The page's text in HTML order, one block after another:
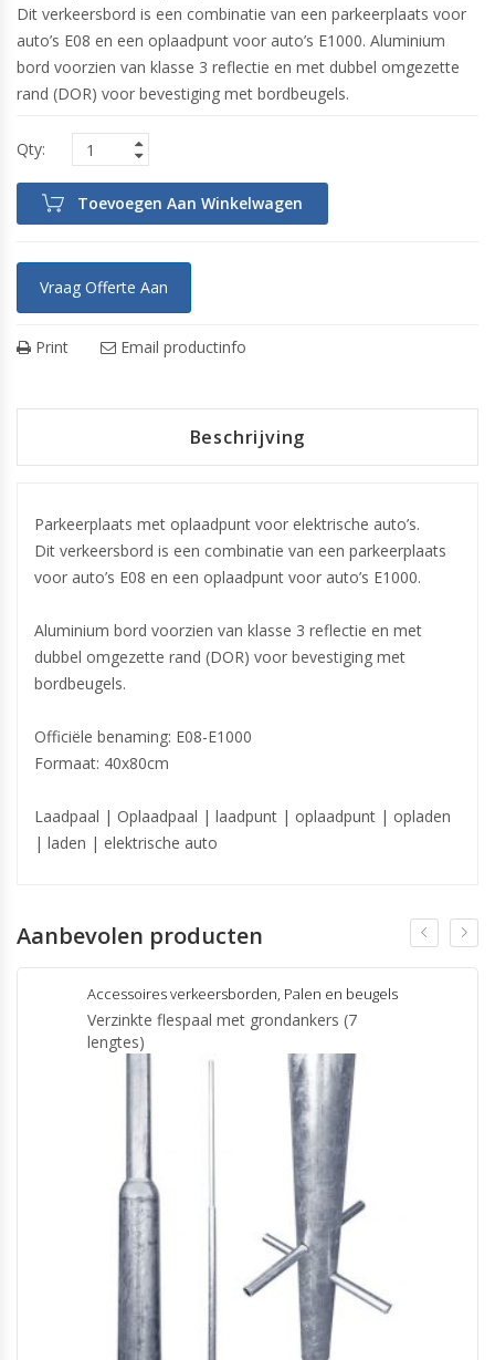
Dit verkeersbord is een combinatie van een parkeerplaats voor
auto’s E08 en een oplaadpunt voor auto’s E1000. Aluminium
bord voorzien van klasse 3 reflectie en met dubbel omgezette
rand (DOR) voor bevestiging met bordbeugels.
Toevoegen Aan Winkelwagen
Vraag Offerte Aan
Print Email productinfo
Beschrijving
Parkeerplaats met oplaadpunt voor elektrische auto’s.
Dit verkeersbord is een combinatie van een parkeerplaats
voor auto’s E08 en een oplaadpunt voor auto’s E1000.
Aluminium bord voorzien van klasse 3 reflectie en met
dubbel omgezette rand (DOR) voor bevestiging met
bordbeugels.
Officiële benaming: E08-E1000
Formaat: 40x80cm
Laadpaal | Oplaadpaal | laadpunt | oplaadpunt | opladen
| laden | elektrische auto
Aanbevolen producten
Accessoires verkeersborden, Palen en beugels
Verzinkte flespaal met grondankers (7
lengtes)